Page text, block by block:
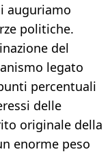
auguriamo
politiche.
del
legato
percentuali
delle
originale della
enorme peso